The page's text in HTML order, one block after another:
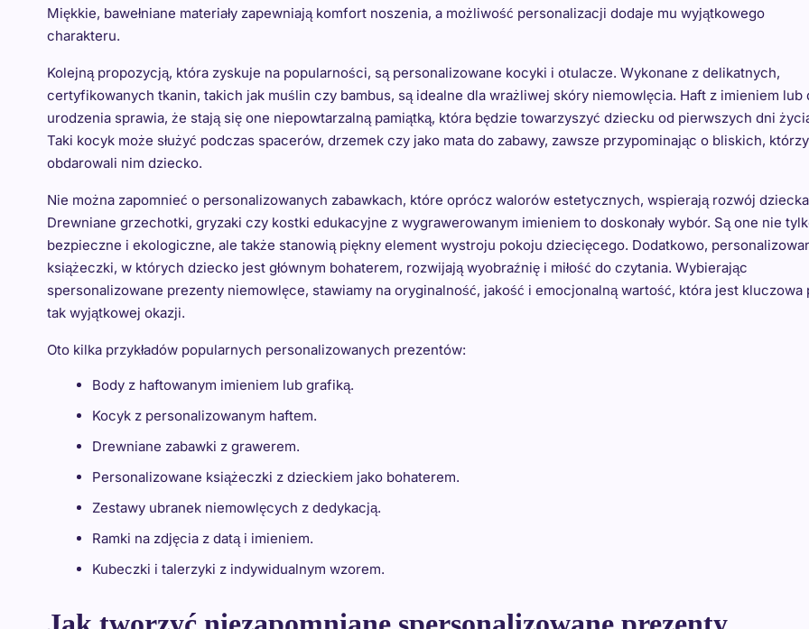
Miękkie, bawełniane materiały zapewniają komfort noszenia, a możliwość personalizacji dodaje mu wyjątkowego
charakteru.
Kolejną propozycją, która zyskuje na popularności, są personalizowane kocyki i otulacze. Wykonane z delikatnych,
certyfikowanych tkanin, takich jak muślin czy bambus, są idealne dla wrażliwej skóry niemowlęcia. Haft z imieniem lub
urodzenia sprawia, że stają się one niepowtarzalną pamiątką, która będzie towarzyszyć dziecku od pierwszych dni
Taki kocyk może służyć podczas spacerów, drzemek czy jako mata do zabawy, zawsze przypominając o bliskich, którzy
obdarowali nim dziecko.
Nie można zapomnieć o personalizowanych zabawkach, które oprócz walorów estetycznych, wspierają rozwój
Drewniane grzechotki, gryzaki czy kostki edukacyjne z wygrawerowanym imieniem to doskonały wybór. Są one nie
bezpieczne i ekologiczne, ale także stanowią piękny element wystroju pokoju dziecięcego. Dodatkowo,
książeczki, w których dziecko jest głównym bohaterem, rozwijają wyobraźnię i miłość do czytania. Wybierając
spersonalizowane prezenty niemowlęce, stawiamy na oryginalność, jakość i emocjonalną wartość, która jest kluczowa
tak wyjątkowej okazji.
Oto kilka przykładów popularnych personalizowanych prezentów:
Body z haftowanym imieniem lub grafiką.
Kocyk z personalizowanym haftem.
Drewniane zabawki z grawerem.
Personalizowane książeczki z dzieckiem jako bohaterem.
Zestawy ubranek niemowlęcych z dedykacją.
Ramki na zdjęcia z datą i imieniem.
Kubeczki i talerzyki z indywidualnym wzorem.